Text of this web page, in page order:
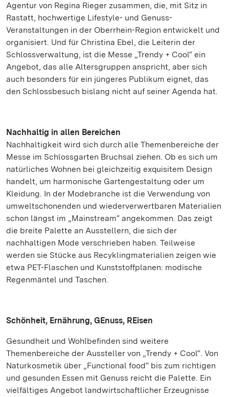
Agentur von Regina Rieger zusammen, die, mit Sitz in
Rastatt, hochwertige Lifestyle- und Genuss-
Veranstaltungen in der Oberrhein-Region entwickelt und
organisiert. Und für Christina Ebel, die Leiterin der
Schlossverwaltung, ist die Messe „Trendy + Cool“ ein
Angebot, das alle Altersgruppen anspricht, aber sich
auch besonders für ein jüngeres Publikum eignet, das
den Schlossbesuch bislang nicht auf seiner Agenda hat.
Nachhaltig in allen Bereichen
Nachhaltigkeit wird sich durch alle Themenbereiche der
Messe im Schlossgarten Bruchsal ziehen. Ob es sich um
natürliches Wohnen bei gleichzeitig exquisitem Design
handelt, um harmonische Gartengestaltung oder um
Kleidung. In der Modebranche ist die Verwendung von
umweltschonenden und wiederverwertbaren Materialien
schon längst im „Mainstream“ angekommen. Das zeigt
die breite Palette an Ausstellern, die sich der
nachhaltigen Mode verschrieben haben. Teilweise
werden sie Stücke aus Recyklingmaterialien zeigen wie
etwa PET-Flaschen und Kunststoffplanen: modische
Regenmäntel und Taschen.
Schönheit, Ernährung, GEnuss, REisen
Gesundheit und Wohlbefinden sind weitere
Themenbereiche der Aussteller von „Trendy + Cool“. Von
Naturkosmetik über „Functional food“ bis zum richtigen
und gesunden Essen mit Genuss reicht die Palette. Ein
vielfältiges Angebot landwirtschaftlicher Erzeugnisse